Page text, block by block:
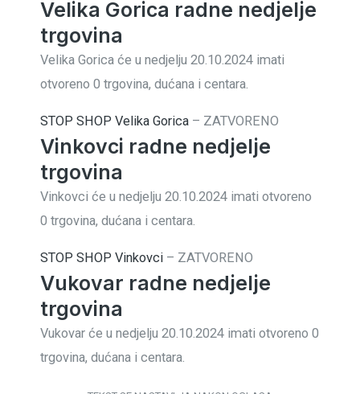
Velika Gorica radne nedjelje
trgovina
Velika Gorica će u nedjelju 20.10.2024 imati
otvoreno 0 trgovina, dućana i centara.
STOP SHOP Velika Gorica – ZATVORENO
Vinkovci radne nedjelje
trgovina
Vinkovci će u nedjelju 20.10.2024 imati otvoreno
0 trgovina, dućana i centara.
STOP SHOP Vinkovci – ZATVORENO
Vukovar radne nedjelje
trgovina
Vukovar će u nedjelju 20.10.2024 imati otvoreno 0
trgovina, dućana i centara.